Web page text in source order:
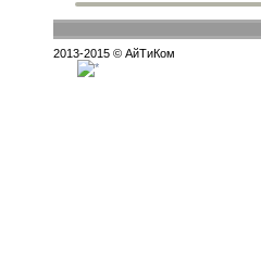
2013-2015 © АйТиКом